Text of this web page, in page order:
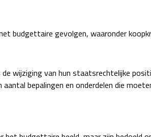
budgettaire gevolgen, waaronder
wijziging van hun staatsrechtelijke
bepalingen en onderdelen die